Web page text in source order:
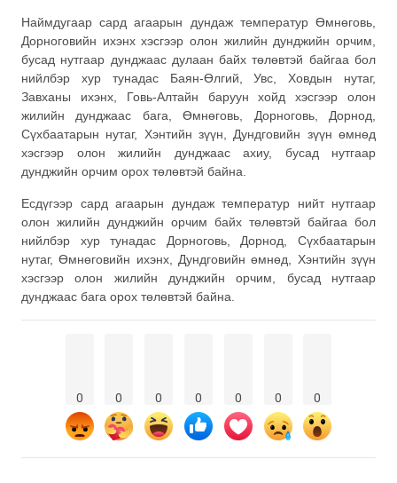
Наймдугаар сард агаарын дундаж температур Өмнөговь,
Дорноговийн ихэнх хэсгээр олон жилийн дунджийн орчим,
бусад нутгаар дунджаас дулаан байх төлөвтэй байгаа бол
нийлбэр хур тунадас Баян-Өлгий, Увс, Ховдын нутаг,
Завханы ихэнх, Говь-Алтайн баруун хойд хэсгээр олон
жилийн дунджаас бага, Өмнөговь, Дорноговь, Дорнод,
Сүхбаатарын нутаг, Хэнтийн зүүн, Дундговийн зүүн өмнөд
хэсгээр олон жилийн дунджаас ахиу, бусад нутгаар
дунджийн орчим орох төлөвтэй байна.
Есдүгээр сард агаарын дундаж температур нийт нутгаар
олон жилийн дунджийн орчим байх төлөвтэй байгаа бол
нийлбэр хур тунадас Дорноговь, Дорнод, Сүхбаатарын
нутаг, Өмнөговийн ихэнх, Дундговийн өмнөд, Хэнтийн зүүн
хэсгээр олон жилийн дунджийн орчим, бусад нутгаар
дунджаас бага орох төлөвтэй байна.
0 0 0 0 0 0 0